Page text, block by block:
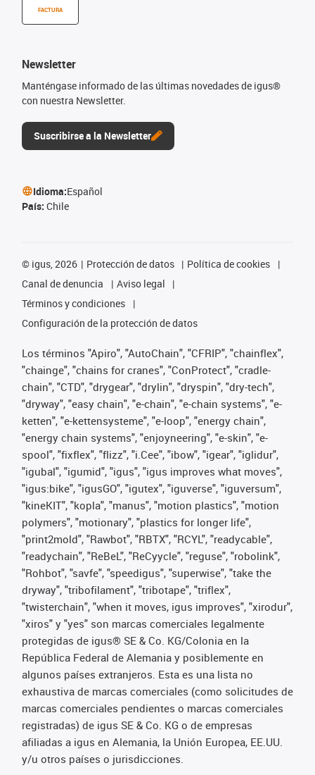
FACTURA
Newsletter
Manténgase informado de las últimas novedades de igus®
con nuestra Newsletter.
Suscribirse a la Newsletter
Idioma:Español
País: Chile
© igus, 2026 Protección de datos
Política de cookies
Canal de denuncia
Aviso legal
Términos y condiciones
Configuración de la protección de datos
Los términos "Apiro", "AutoChain", "CFRIP", "chainflex",
"chainge", "chains for cranes", "ConProtect", "cradle-
chain", "CTD", "drygear", "drylin", "dryspin", "dry-tech",
"dryway", "easy chain", "e-chain", "e-chain systems", "e-
ketten", "e-kettensysteme", "e-loop", "energy chain",
"energy chain systems", "enjoyneering", "e-skin", "e-
spool", "fixflex", "flizz", "i.Cee", "ibow", "igear", "iglidur",
"igubal", "igumid", "igus", "igus improves what moves",
"igus:bike", "igusGO", "igutex", "iguverse", "iguversum",
"kineKIT", "kopla", "manus", "motion plastics", "motion
polymers", "motionary", "plastics for longer life",
"print2mold", "Rawbot", "RBTX", "RCYL", "readycable",
"readychain", "ReBeL", "ReCyycle", "reguse", "robolink",
"Rohbot", "savfe", "speedigus", "superwise", "take the
dryway", "tribofilament", "tribotape", "triflex",
"twisterchain", "when it moves, igus improves", "xirodur",
"xiros" y "yes" son marcas comerciales legalmente
protegidas de igus® SE & Co. KG/Colonia en la
República Federal de Alemania y posiblemente en
algunos países extranjeros. Esta es una lista no
exhaustiva de marcas comerciales (como solicitudes de
marcas comerciales pendientes o marcas comerciales
registradas) de igus SE & Co. KG o de empresas
afiliadas a igus en Alemania, la Unión Europea, EE.UU.
y/u otros países o jurisdicciones.